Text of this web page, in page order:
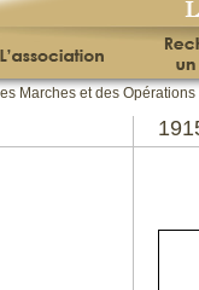
Marches et des Opérations